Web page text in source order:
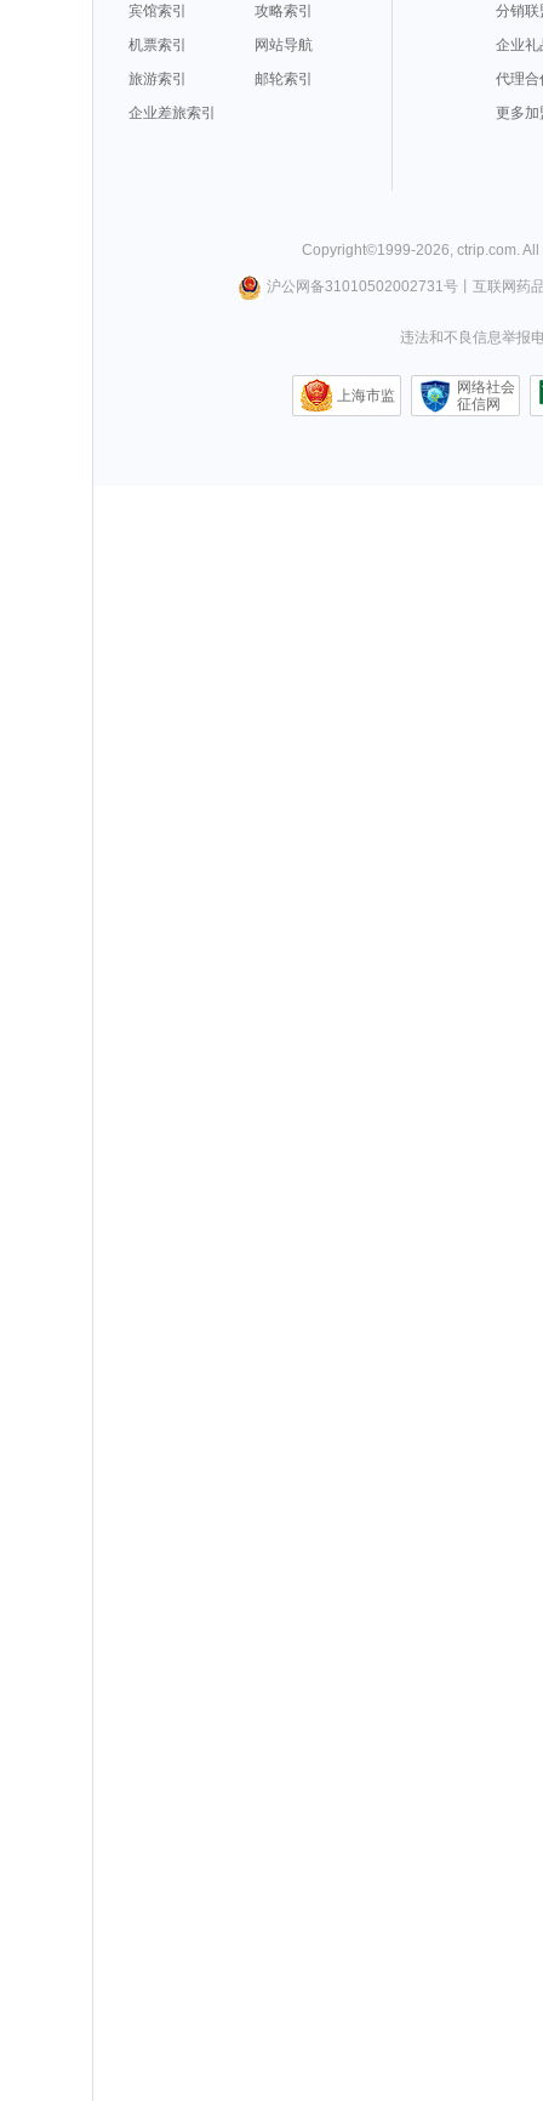
宾馆索引
攻略索引
机票索引
网站导航
旅游索引
邮轮索引
企业差旅索引
分销联
企业礼
代理合
更多加
Copyright©1999-2026 ctrip.com .
沪公网备31010502002731号丨 互联网药
违法和不良信息举报
上海市监
网络社会
征信网